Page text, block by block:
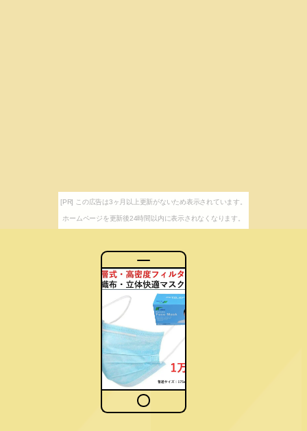
[PR] この広告は3ヶ月以上更新がないため表示されています。
ホームページを更新後24時間以内に表示されなくなります。